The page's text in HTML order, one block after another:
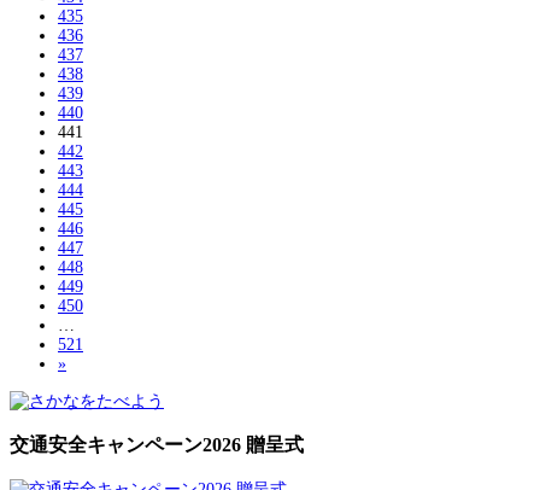
435
436
437
438
439
440
441
442
443
444
445
446
447
448
449
450
521
»
交通安全キャンペーン2026 贈呈式